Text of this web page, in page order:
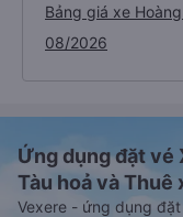
Bảng giá xe
08/2026
Ứng dụng đặt vé
Tàu hoả và Thuê
Vexere - ứng dụng